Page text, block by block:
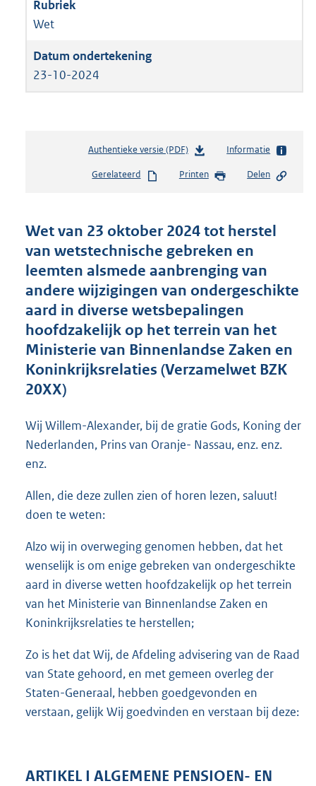
Wet
23-10-2024
Authentieke versie (PDF)b
s
n
d
s
g
o
o
t
e
:
K
b
Informatie
Gerelateerd Printen Delen
Wet van 23 oktober 2024 tot herstel
van wetstechnische gebreken en
leemten alsmede aanbrenging van
andere wijzigingen van ondergeschikte
aard in diverse wetsbepalingen
hoofdzakelijk op het terrein van het
Ministerie van Binnenlandse Zaken en
Koninkrijksrelaties (Verzamelwet BZK
20XX)
Wij Willem-Alexander, bij de gratie Gods, Koning der
Nederlanden, Prins van Oranje- Nassau, enz. enz.
enz.
Allen, die deze zullen zien of horen lezen, saluut!
doen te weten:
Alzo wij in overweging genomen hebben, dat het
wenselijk is om enige gebreken van ondergeschikte
aard in diverse wetten hoofdzakelijk op het terrein
van het Ministerie van Binnenlandse Zaken en
Koninkrijksrelaties te herstellen;
Zo is het dat Wij, de Afdeling advisering van de Raad
van State gehoord, en met gemeen overleg der
Staten-Generaal, hebben goedgevonden en
verstaan, gelijk Wij goedvinden en verstaan bij deze:
ARTIKEL I ALGEMENE PENSIOEN- EN